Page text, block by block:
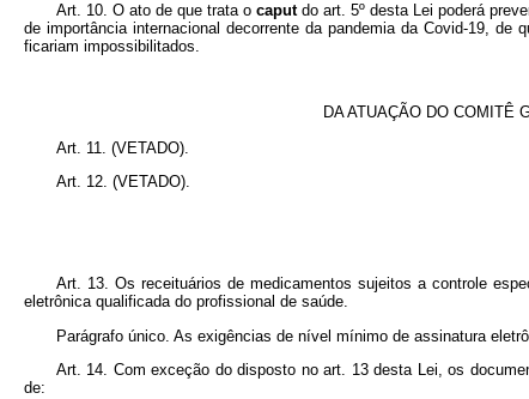
Art. 10. O ato de que trata o caput do art. 5º desta Lei poderá
de importância internacional decorrente da pandemia da Covid-19, de
ficariam impossibilitados.
DA ATUAÇÃO DO COMITÊ
Art. 11. (VETADO).
Art. 12. (VETADO).
Art. 13. Os receituários de medicamentos sujeitos a controle
eletrônica qualificada do profissional de saúde.
Parágrafo único. As exigências de nível mínimo de assinatura
Art. 14. Com exceção do disposto no art. 13 desta Lei, os
de: